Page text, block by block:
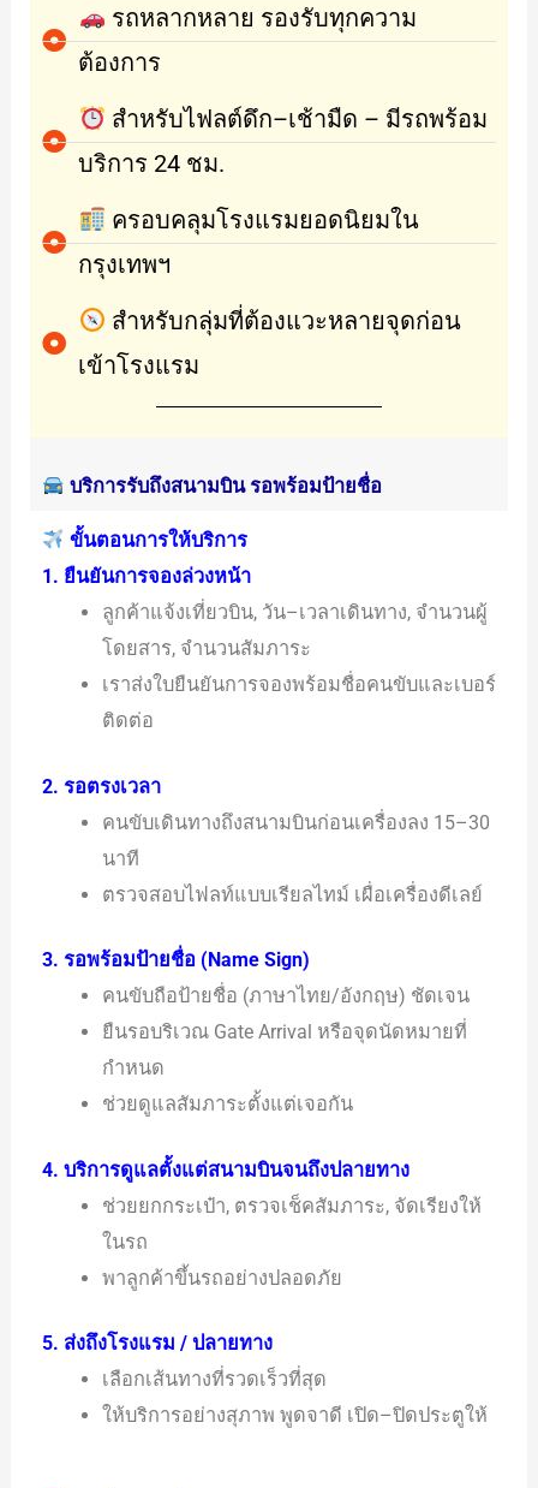
รถหลากหลาย รองรับทุกความ
ต้องการ
สำหรับไฟลต์ดึก–เช้ามืด – มีรถพร้อม
บริการ 24 ชม.
ครอบคลุมโรงแรมยอดนิยมใน
กรุงเทพฯ
สำหรับกลุ่มที่ต้องแวะหลายจุดก่อน
เข้าโรงแรม
บริการรับถึงสนามบิน รอพร้อมป้ายชื่อ
ขั้นตอนการให้บริการ
1. ยืนยันการจองล่วงหน้า
ลูกค้าแจ้งเที่ยวบิน, วัน–เวลาเดินทาง, จำนวนผู้
โดยสาร, จำนวนสัมภาระ
เราส่งใบยืนยันการจองพร้อมชื่อคนขับและเบอร์
ติดต่อ
2. รอตรงเวลา
คนขับเดินทางถึงสนามบินก่อนเครื่องลง 15–30
นาที
ตรวจสอบไฟลท์แบบเรียลไทม์ เผื่อเครื่องดีเลย์
3. รอพร้อมป้ายชื่อ (Name Sign)
คนขับถือป้ายชื่อ (ภาษาไทย/อังกฤษ) ชัดเจน
ยืนรอบริเวณ Gate Arrival หรือจุดนัดหมายที่
กำหนด
ช่วยดูแลสัมภาระตั้งแต่เจอกัน
4. บริการดูแลตั้งแต่สนามบินจนถึงปลายทาง
ช่วยยกกระเป๋า, ตรวจเช็คสัมภาระ, จัดเรียงให้
ในรถ
พาลูกค้าขึ้นรถอย่างปลอดภัย
5. ส่งถึงโรงแรม / ปลายทาง
เลือกเส้นทางที่รวดเร็วที่สุด
ให้บริการอย่างสุภาพ พูดจาดี เปิด–ปิดประตูให้